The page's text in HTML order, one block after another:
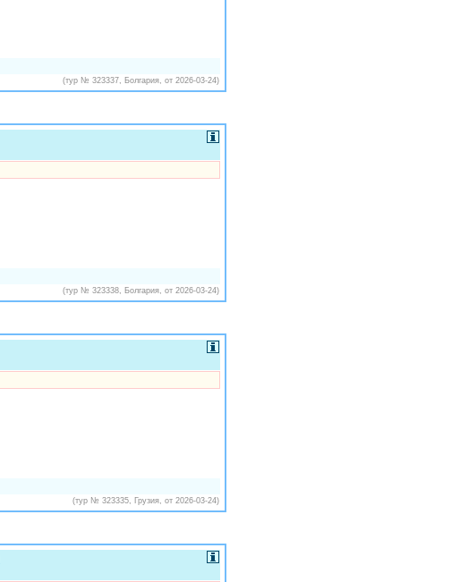
(тур № 323337, Болгария, от 2026-03-24)
(тур № 323338, Болгария, от 2026-03-24)
(тур № 323335, Грузия, от 2026-03-24)